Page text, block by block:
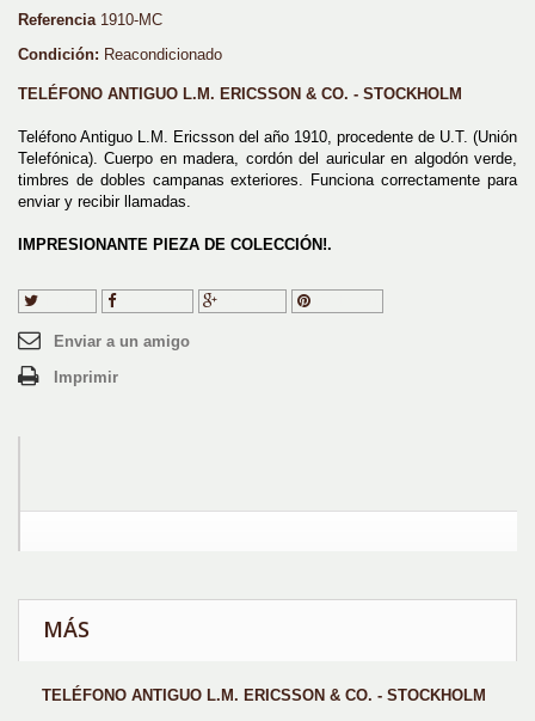
Referencia 1910-MC
Condición: Reacondicionado
TELÉFONO ANTIGUO L.M. ERICSSON & CO. - STOCKHOLM
Teléfono Antiguo L.M. Ericsson del año 1910, procedente de U.T. (Unión
Telefónica). Cuerpo en madera, cordón del auricular en algodón verde,
timbres de dobles campanas exteriores. Funciona correctamente para
enviar y recibir llamadas.
IMPRESIONANTE PIEZA DE COLECCIÓN!.
Tuitear Compartir
Enviar a un amigo
Imprimir
MÁS
TELÉFONO ANTIGUO L.M. ERICSSON & CO. - STOCKHOLM